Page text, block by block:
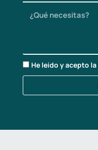
He leido y acepto la